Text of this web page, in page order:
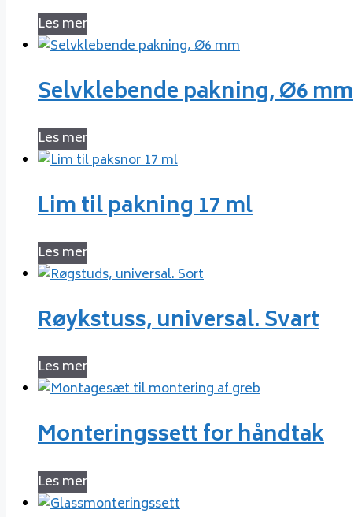
Les mer
Selvklebende pakning, Ø6 mm
Les mer
Lim til pakning 17 ml
Les mer
Røykstuss, universal. Svart
Les mer
Monteringssett for håndtak
Les mer